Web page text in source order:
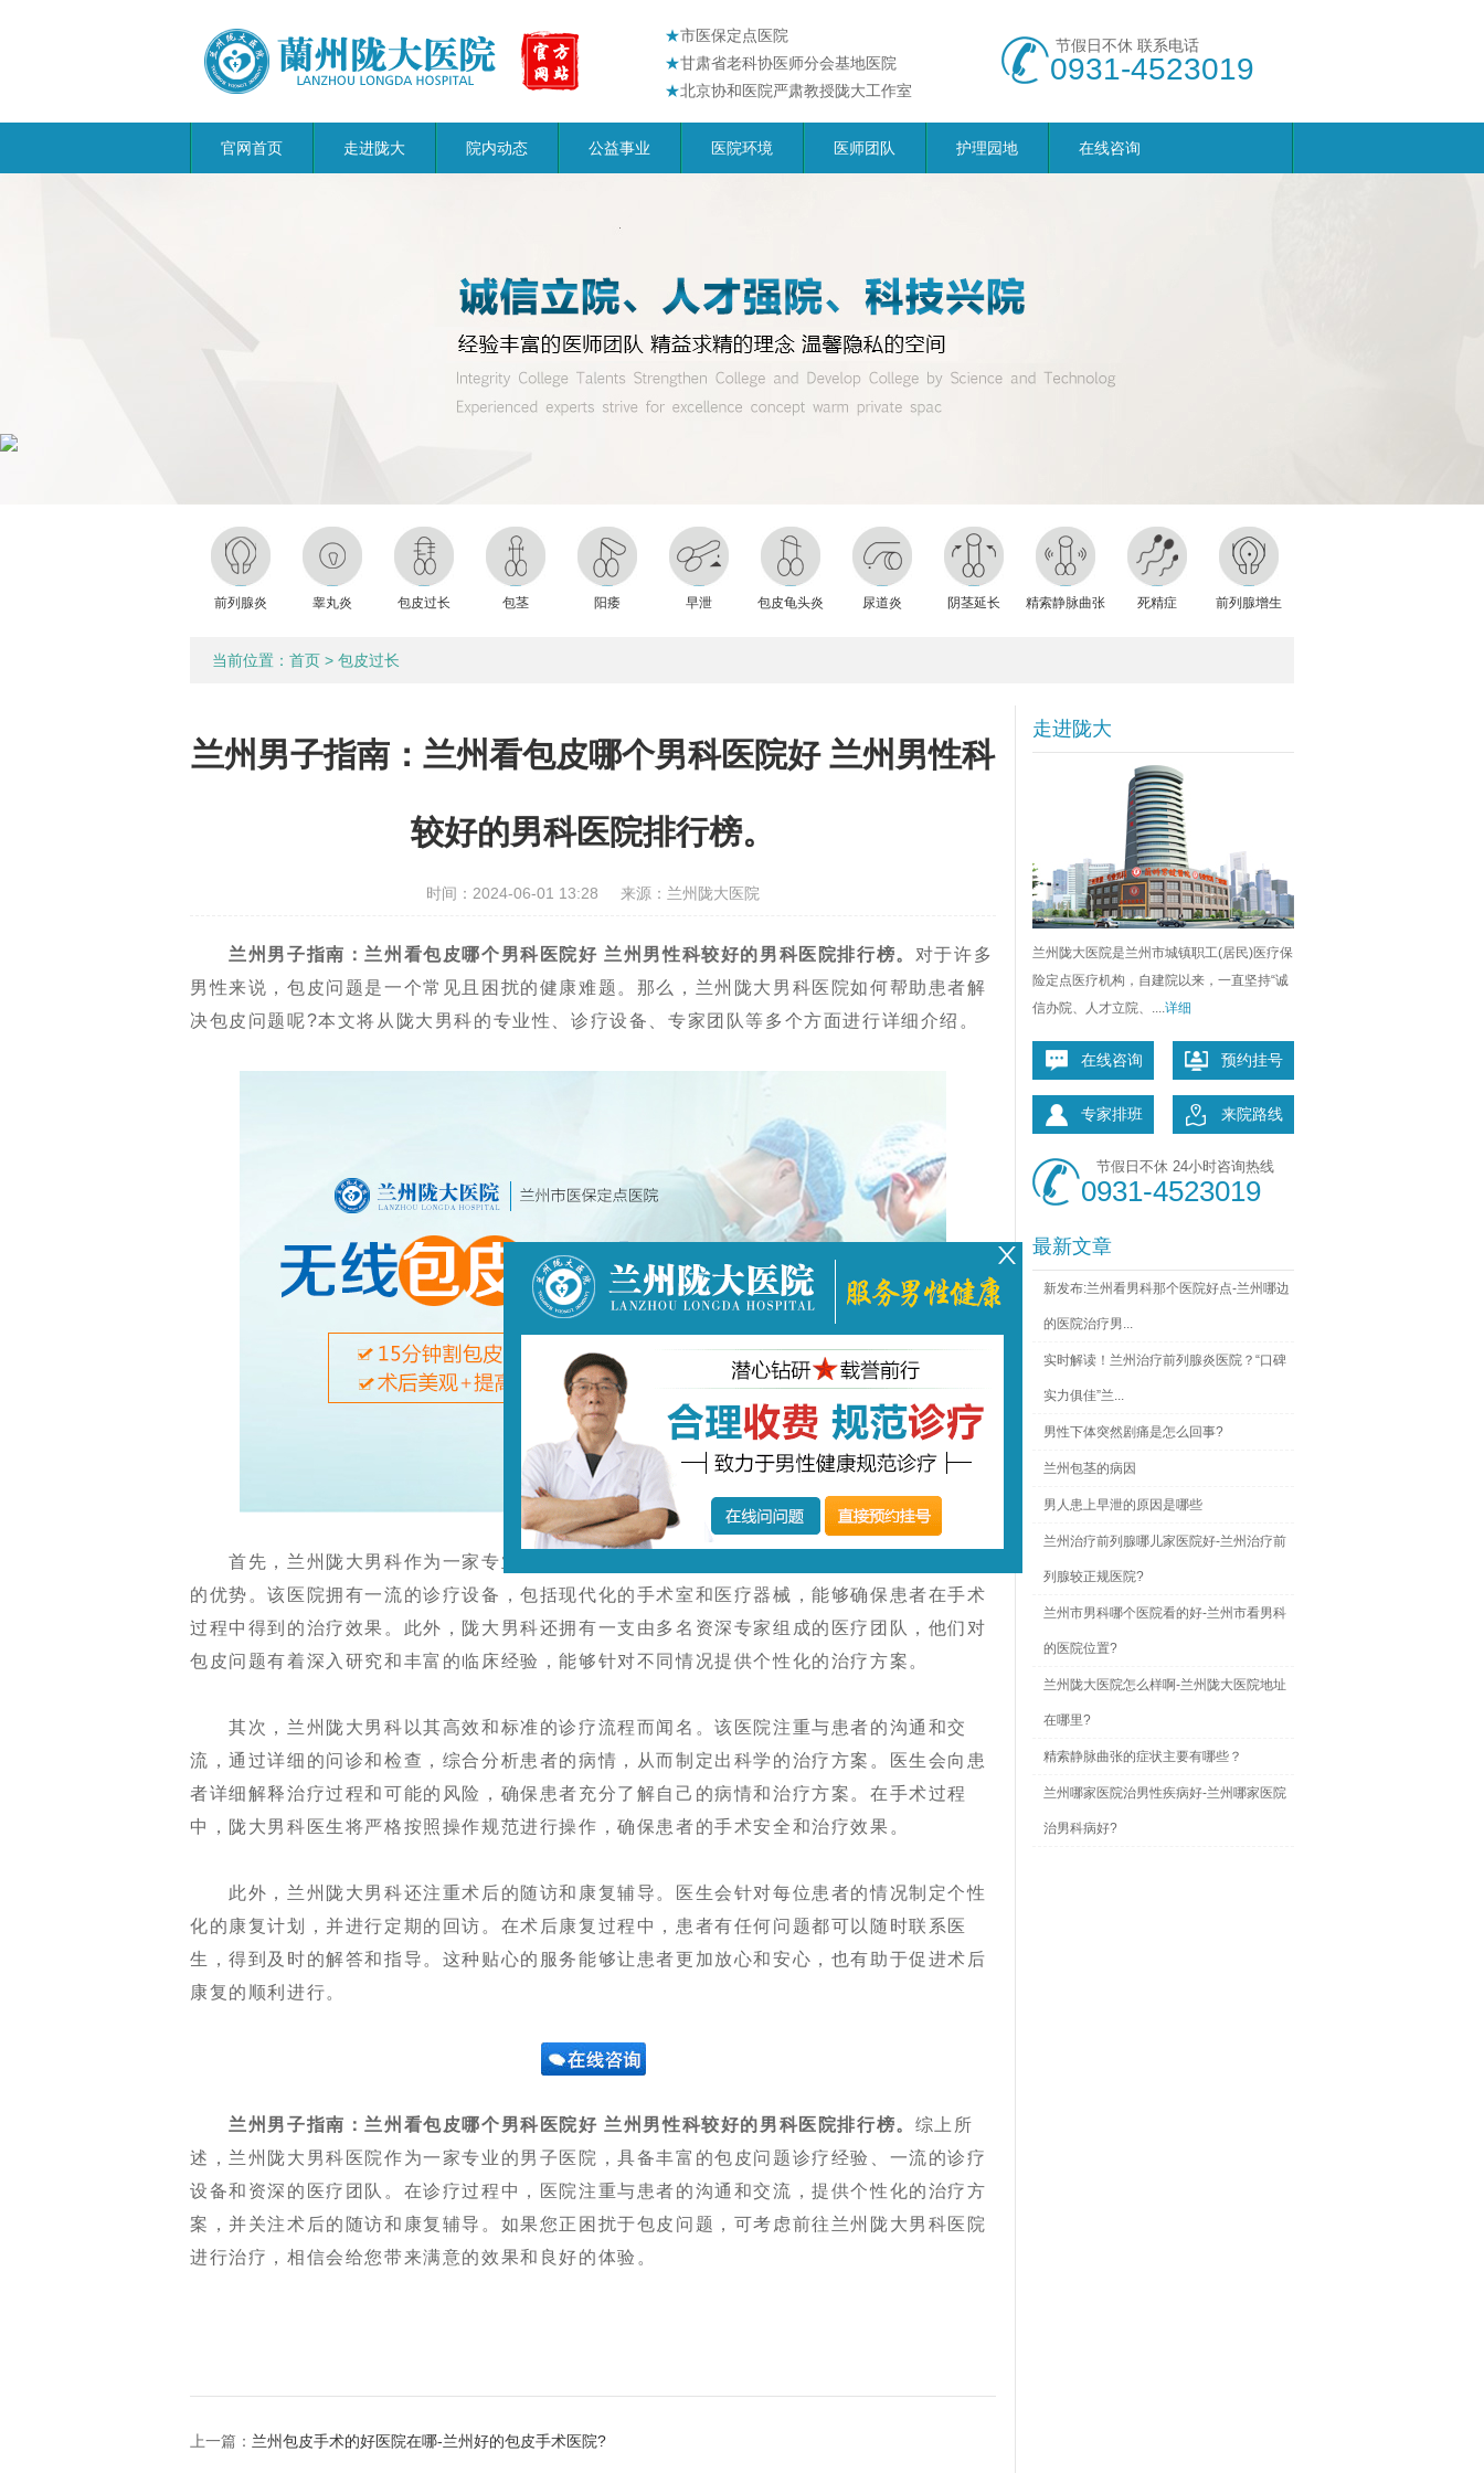
★市医保定点医院
★甘肃省老科协医师分会基地医院
★北京协和医院严肃教授陇大工作室
节假日不休 联系电话
0931-4523019
官网首页 走进陇大 院内动态 公益事业 医院环境 医师团队 护理园地 在线咨询
前列腺炎 睾丸炎 包皮过长 包茎 阳痿 早泄 包皮龟头炎 尿道炎 阴茎延长 精索静脉曲张 死精症 前列腺增生
当前位置： 首页 > 包皮过长
兰州男子指南：兰州看包皮哪个男科医院好 兰州男性科
较好的男科医院排行榜。
时间：2024-06-01 13:28 来源：兰州陇大医院
兰州男子指南：兰州看包皮哪个男科医院好 兰州男性科较好的男科医院排行榜。 对于许多
男性来说，包皮问题是一个常见且困扰的健康难题。那么，兰州陇大男科医院如何帮助患者解
决包皮问题呢?本文将从陇大男科的专业性、诊疗设备、专家团队等多个方面进行详细介绍。
首先，兰州陇大男科作为一家专业男子医院，在包皮问题的诊疗上具备丰富的经验和独特
的优势。该医院拥有一流的诊疗设备，包括现代化的手术室和医疗器械，能够确保患者在手术
过程中得到的治疗效果。此外，陇大男科还拥有一支由多名资深专家组成的医疗团队，他们对
包皮问题有着深入研究和丰富的临床经验，能够针对不同情况提供个性化的治疗方案。
其次，兰州陇大男科以其高效和标准的诊疗流程而闻名。该医院注重与患者的沟通和交
流，通过详细的问诊和检查，综合分析患者的病情，从而制定出科学的治疗方案。医生会向患
者详细解释治疗过程和可能的风险，确保患者充分了解自己的病情和治疗方案。在手术过程
中，陇大男科医生将严格按照操作规范进行操作，确保患者的手术安全和治疗效果。
此外，兰州陇大男科还注重术后的随访和康复辅导。医生会针对每位患者的情况制定个性
化的康复计划，并进行定期的回访。在术后康复过程中，患者有任何问题都可以随时联系医
生，得到及时的解答和指导。这种贴心的服务能够让患者更加放心和安心，也有助于促进术后
康复的顺利进行。
兰州男子指南：兰州看包皮哪个男科医院好 兰州男性科较好的男科医院排行榜。 综上所
述，兰州陇大男科医院作为一家专业的男子医院，具备丰富的包皮问题诊疗经验、一流的诊疗
设备和资深的医疗团队。在诊疗过程中，医院注重与患者的沟通和交流，提供个性化的治疗方
案，并关注术后的随访和康复辅导。如果您正困扰于包皮问题，可考虑前往兰州陇大男科医院
进行治疗，相信会给您带来满意的效果和良好的体验。
上一篇： 兰州包皮手术的好医院在哪-兰州好的包皮手术医院?
走进陇大
兰州陇大医院是兰州市城镇职工(居民)医疗保
险定点医疗机构，自建院以来，一直坚持“诚
信办院、人才立院、....详细
在线咨询 预约挂号
专家排班 来院路线
节假日不休 24小时咨询热线
0931-4523019
最新文章
新发布:兰州看男科那个医院好点-兰州哪边
的医院治疗男...
实时解读！兰州治疗前列腺炎医院？“口碑
实力俱佳”兰...
男性下体突然剧痛是怎么回事?
兰州包茎的病因
男人患上早泄的原因是哪些
兰州治疗前列腺哪儿家医院好-兰州治疗前
列腺较正规医院?
兰州市男科哪个医院看的好-兰州市看男科
的医院位置?
兰州陇大医院怎么样啊-兰州陇大医院地址
在哪里?
精索静脉曲张的症状主要有哪些？
兰州哪家医院治男性疾病好-兰州哪家医院
治男科病好?